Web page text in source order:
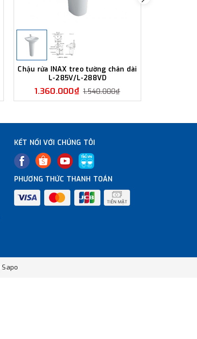
Chậu rửa INAX treo tường chân dài
L-285V/L-288VD
1.360.000₫ 1.540.000₫
KẾT NỐI VỚI CHÚNG TÔI
PHƯƠNG THỨC THANH TOÁN
Sapo